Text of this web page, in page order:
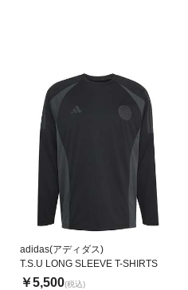
adidas(アディダス)
T.S.U LONG SLEEVE T-SHIRTS
￥5,500(税込)